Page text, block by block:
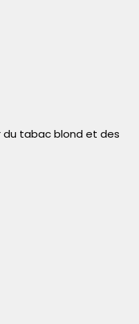
du tabac blond et des